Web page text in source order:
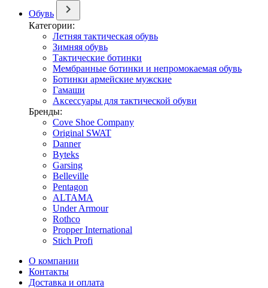
Обувь
Категории:
Летняя тактическая обувь
Зимняя обувь
Тактические ботинки
Мембранные ботинки и непромокаемая обувь
Ботинки армейские мужские
Гамаши
Аксессуары для тактической обуви
Бренды:
Cove Shoe Company
Original SWAT
Danner
Byteks
Garsing
Belleville
Pentagon
ALTAMA
Under Armour
Rothco
Propper International
Stich Profi
О компании
Контакты
Доставка и оплата